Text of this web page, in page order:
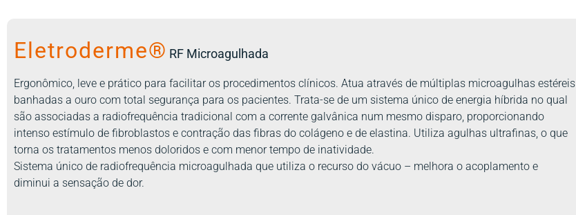
Eletroderme® RF Microagulhada
Ergonômico, leve e prático para facilitar os procedimentos clínicos. Atua através de múltiplas microagulhas estéreis
banhadas a ouro com total segurança para os pacientes. Trata-se de um sistema único de energia híbrida no qual
são associadas a radiofrequência tradicional com a corrente galvânica num mesmo disparo, proporcionando
intenso estímulo de fibroblastos e contração das fibras do colágeno e de elastina. Utiliza agulhas ultrafinas, o que
torna os tratamentos menos doloridos e com menor tempo de inatividade.
Sistema único de radiofrequência microagulhada que utiliza o recurso do vácuo – melhora o acoplamento e
diminui a sensação de dor.